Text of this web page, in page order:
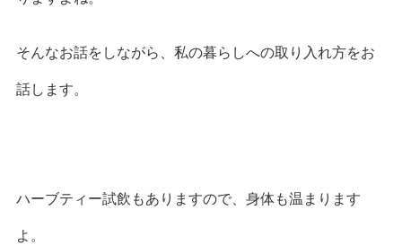
そんなお話をしながら、私の暮らしへの取り入れ方をお
話します。
ハーブティー試飲もありますので、身体も温まります
よ。